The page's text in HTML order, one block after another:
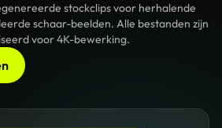
stockclips voor herhalende
schaar-beelden. Alle bestanden zijn
voor 4K-bewerking.